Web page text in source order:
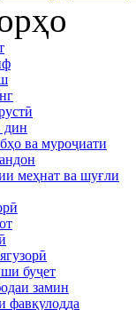
дин
ва муроҷиати
меҳнат ва шуғли
буҷет
замин
фавқулодда